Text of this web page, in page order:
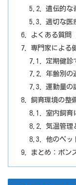
遺伝的な
適切な医
よくある質問（
専門家による
定期健診
年齢別の
運動量の
飼育環境の整
室内飼育
気温管理
他のペッ
まとめ：ポン